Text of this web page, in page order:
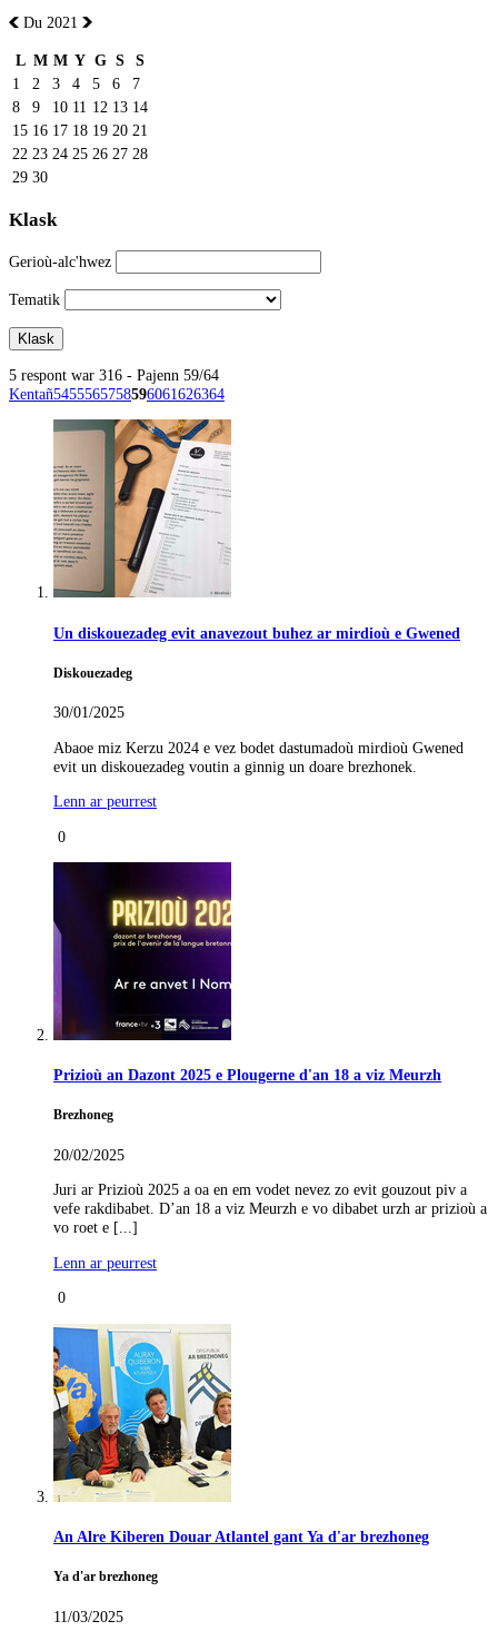
Du 2021
L M M Y G S
S
1
2 3 4 5 6
7
8
9 10 11 12 13 14
15 16 17 18 19 20 21
22 23 24 25 26 27 28
29 30
Klask
Gerioù-alc'hwez
Tematik
5 respont war 316 - Pajenn 59/64
Kentañ5455565758596061626364
Un diskouezadeg evit anavezout buhez ar mirdioù e Gwened
Diskouezadeg
30/01/2025
Abaoe miz Kerzu 2024 e vez bodet dastumadoù mirdioù Gwened
evit un diskouezadeg voutin a ginnig un doare brezhonek.
Lenn ar peurrest
0
Prizioù an Dazont 2025 e Plougerne d'an 18 a viz Meurzh
Brezhoneg
20/02/2025
Juri ar Prizioù 2025 a oa en em vodet nevez zo evit gouzout piv a
vefe rakdibabet. D’an 18 a viz Meurzh e vo dibabet urzh ar prizioù a
vo roet e [...]
Lenn ar peurrest
0
An Alre Kiberen Douar Atlantel gant Ya d'ar brezhoneg
Ya d'ar brezhoneg
11/03/2025